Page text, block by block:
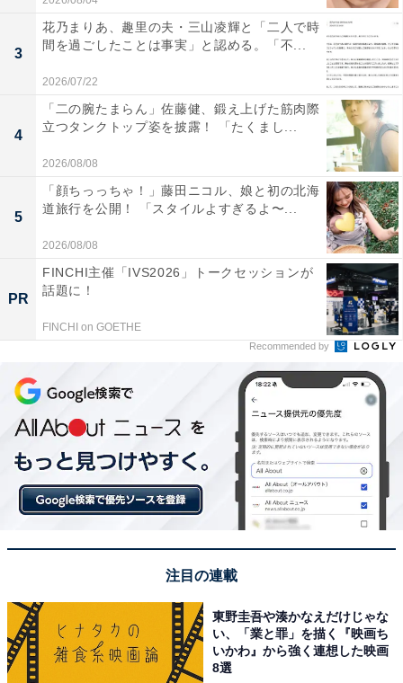
3
花乃まりあ、趣里の夫・三山凌輝と「二人で時
間を過ごしたことは事実」と認める。「不...
2026/07/22
4
「二の腕たまらん」佐藤健、鍛え上げた筋肉際
立つタンクトップ姿を披露！ 「たくまし...
2026/08/08
5
「顔ちっっちゃ！」藤田ニコル、娘と初の北海
道旅行を公開！ 「スタイルよすぎるよ〜...
2026/08/08
PR
FINCHI主催「IVS2026」トークセッションが
話題に！
FINCHI on GOETHE
Recommended by
注目の連載
東野圭吾や湊かなえだけじゃな
い、「業と罪」を描く『映画ち
いかわ』から強く連想した映画
8選